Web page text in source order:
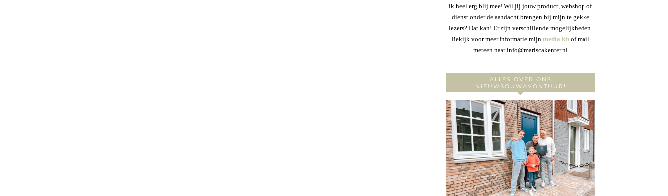
ik heel erg blij mee! Wil jij jouw product, webshop of
dienst onder de aandacht brengen bij mijn te gekke
lezers? Dat kan! Er zijn verschillende mogelijkheden.
Bekijk voor meer informatie mijn media kit of mail
meteen naar info@mariscakenter.nl
ALLES OVER ONS
NIEUWBOUWAVONTUUR!